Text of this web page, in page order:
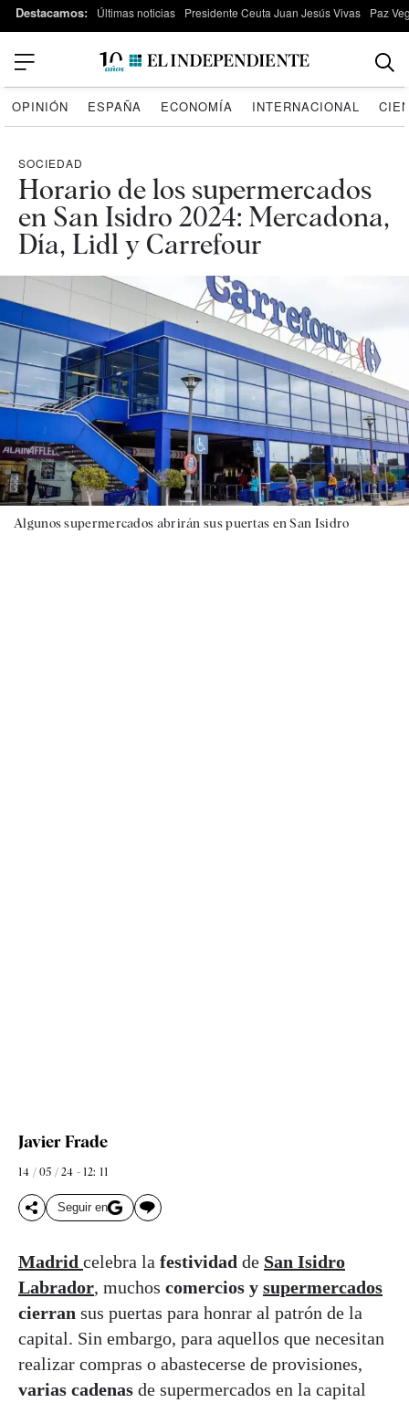
Destacamos: Últimas noticias Presidente Ceuta Juan Jesús Vivas Paz
OPINIÓN ESPAÑA ECONOMÍA INTERNACIONAL
SOCIEDAD
Horario de los supermercados
en San Isidro 2024: Mercadona,
Día, Lidl y Carrefour
Algunos supermercados abrirán sus puertas en San Isidro
Javier Frade
14 / 05 / 24 - 12: 11
Seguir en
Madrid celebra la festividad de San Isidro
Labrador, muchos comercios y supermercados
cierran sus puertas para honrar al patrón de la
capital. Sin embargo, para aquellos que necesitan
realizar compras o abastecerse de provisiones,
varias cadenas de supermercados en la capital